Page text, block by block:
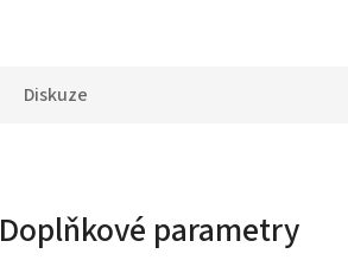
Diskuze
Doplňkové parametry